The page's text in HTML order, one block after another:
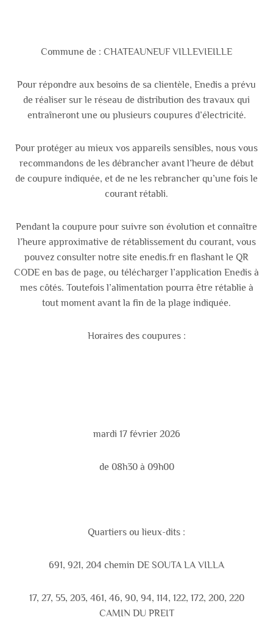
Commune de : CHATEAUNEUF VILLEVIEILLE
Pour répondre aux besoins de sa clientèle, Enedis a prévu
de réaliser sur le réseau de distribution des travaux qui
entraîneront une ou plusieurs coupures d’électricité.
Pour protéger au mieux vos appareils sensibles, nous vous
recommandons de les débrancher avant l’heure de début
de coupure indiquée, et de ne les rebrancher qu’une fois le
courant rétabli.
Pendant la coupure pour suivre son évolution et connaître
l’heure approximative de rétablissement du courant, vous
pouvez consulter notre site enedis.fr en flashant le QR
CODE en bas de page, ou télécharger l’application Enedis à
mes côtés. Toutefois l’alimentation pourra être rétablie à
tout moment avant la fin de la plage indiquée.
Horaires des coupures :
mardi 17 février 2026
de 08h30 à 09h00
Quartiers ou lieux-dits :
691, 921, 204 chemin DE SOUTA LA VILLA
17, 27, 55, 203, 461, 46, 90, 94, 114, 122, 172, 200, 220
CAMIN DU PREIT